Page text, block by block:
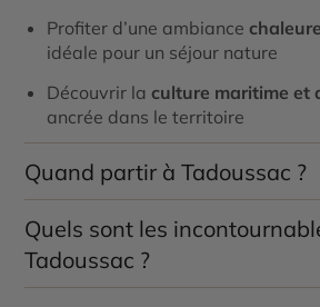
Profiter d’une ambiance
idéale pour un séjour nature
Découvrir la culture maritime et
ancrée dans le territoire
Quand partir à Tadoussac ?
Lameilleure période pour visiter
de
mai à octobre
Été (juin à septembre): saison
Quels sont les
Tadoussac ?